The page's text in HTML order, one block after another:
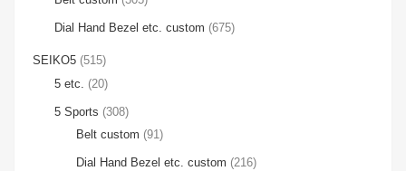
Dial Hand Bezel etc. custom (675)
SEIKO5 (515)
5 etc.
(20)
5 Sports (308)
Belt custom (91)
Dial Hand Bezel etc. custom (216)